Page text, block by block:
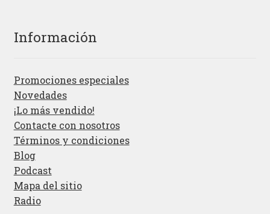
Información
Promociones especiales
Novedades
¡Lo más vendido!
Contacte con nosotros
Términos y condiciones
Blog
Podcast
Mapa del sitio
Radio